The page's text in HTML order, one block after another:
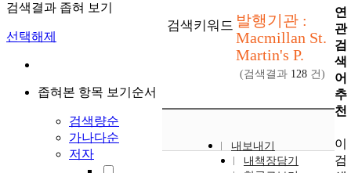
검색결과 좁혀 보기
선택해제
좁혀본 항목 보기순서
검색량순
가나다순
저자
검색키워드 발행기관 :
Macmillan St.
Martin's P.
(검색결과 128 건)
내보내기
내책장담기
연
관
검
색
어
추
천
이
검